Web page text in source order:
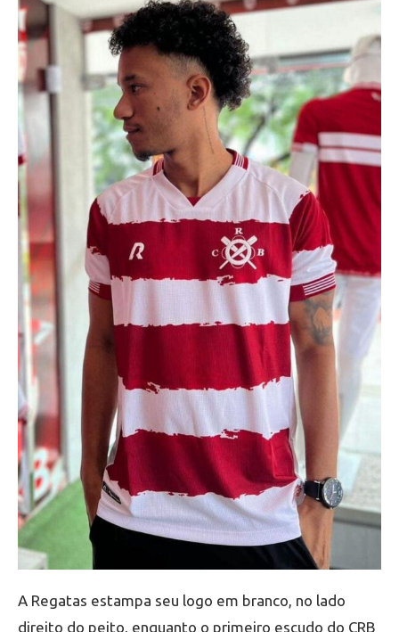
A Regatas estampa seu logo em branco, no lado
direito do peito, enquanto o primeiro escudo do CRB